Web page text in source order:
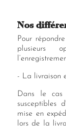
Nos
Pour
plusieurs
- La livraison
Dans le cas
susceptibles
mise en
lors de la